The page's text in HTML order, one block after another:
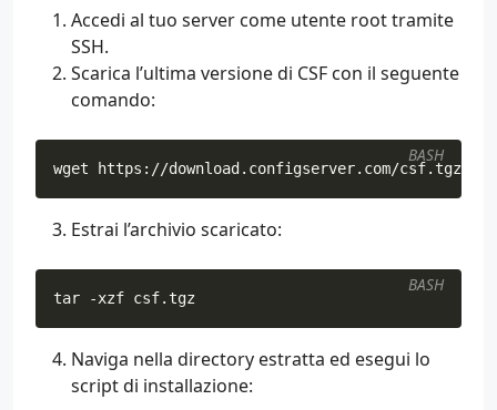
Accedi al tuo server come utente root tramite
SSH.
Scarica l’ultima versione di CSF con il seguente
comando:
wget https://download.configserver.com/csf.tgz
BASH
Estrai l’archivio scaricato:
tar -xzf csf.tgz
BASH
Naviga nella directory estratta ed esegui lo
script di installazione: